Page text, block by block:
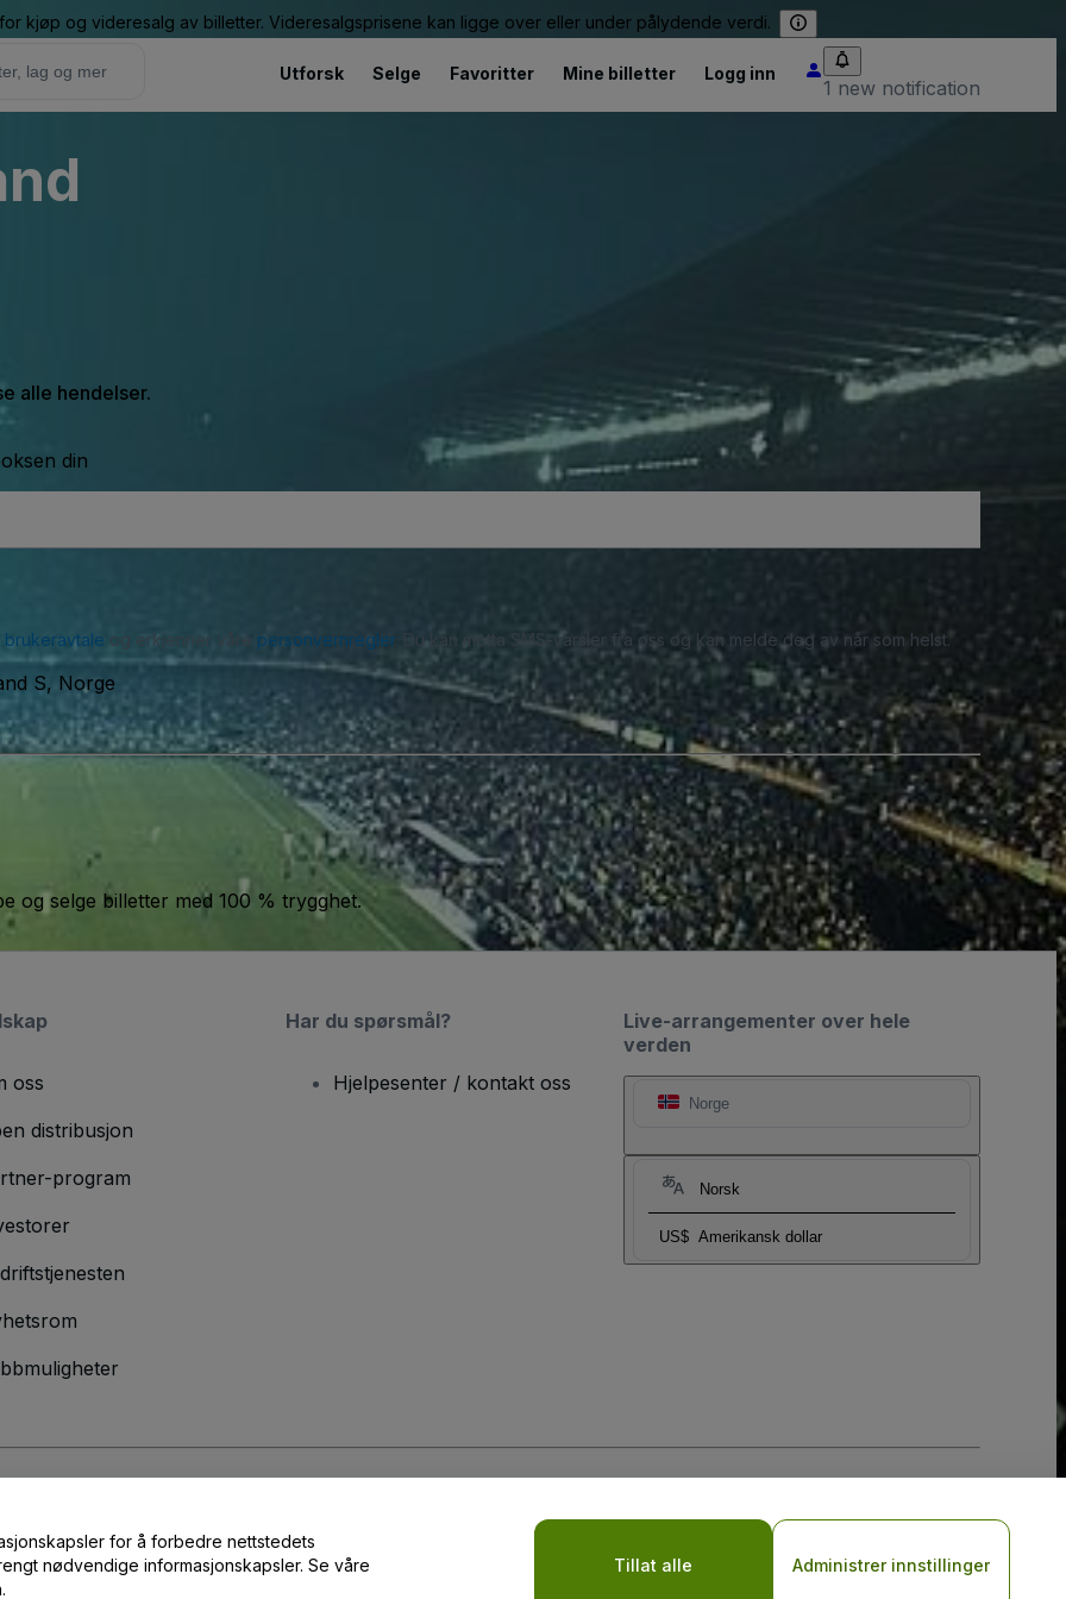
kjøp og videresalg av billetter. Videresalgsprisene kan ligge over eller under pålydende verdi.
Utforsk Selge Favoritter Mine billetter Logg inn
1 new notification
alle hendelser.
din
brukeravtale og erkjenner våre personvernregler. Du kan motta SMS-varsler fra oss og kan melde deg av når som helst.
S, Norge
og selge billetter med 100 % trygghet.
Live-arrangementer over hele
verden
Norge
Norsk
US$ Amerikansk dollar
oss
distribusjon
program
Har du spørsmål?
Hjelpesenter / kontakt oss
Retningslinjer for informasjonskapslerogRetningslinjer for personvern for mobil
for å forbedre nettstedets
nødvendige informasjonskapsler. Se våre
Tillat alle Administrer innstillinger